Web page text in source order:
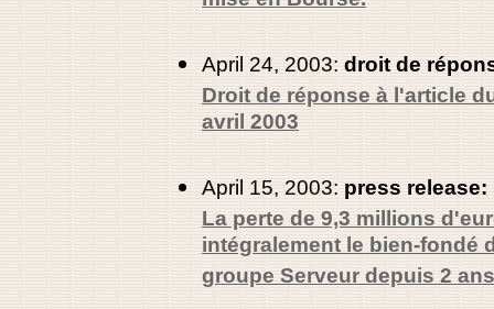
April 24, 2003: droit de
Droit de réponse à l'article
avril 2003
April 15, 2003: press release:
La perte de 9,3 millions
intégralement le bien-fondé
groupe Serveur depuis 2